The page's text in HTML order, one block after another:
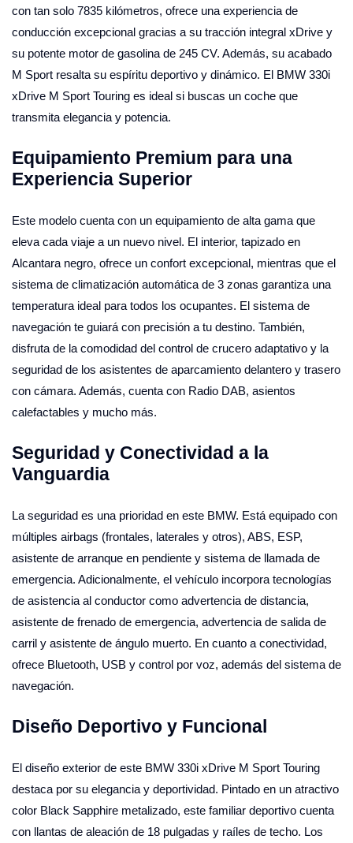
con tan solo 7835 kilómetros, ofrece una experiencia de
conducción excepcional gracias a su tracción integral xDrive y
su potente motor de gasolina de 245 CV. Además, su acabado
M Sport resalta su espíritu deportivo y dinámico. El BMW 330i
xDrive M Sport Touring es ideal si buscas un coche que
transmita elegancia y potencia.
Equipamiento Premium para una
Experiencia Superior
Este modelo cuenta con un equipamiento de alta gama que
eleva cada viaje a un nuevo nivel. El interior, tapizado en
Alcantara negro, ofrece un confort excepcional, mientras que el
sistema de climatización automática de 3 zonas garantiza una
temperatura ideal para todos los ocupantes. El sistema de
navegación te guiará con precisión a tu destino. También,
disfruta de la comodidad del control de crucero adaptativo y la
seguridad de los asistentes de aparcamiento delantero y trasero
con cámara. Además, cuenta con Radio DAB, asientos
calefactables y mucho más.
Seguridad y Conectividad a la
Vanguardia
La seguridad es una prioridad en este BMW. Está equipado con
múltiples airbags (frontales, laterales y otros), ABS, ESP,
asistente de arranque en pendiente y sistema de llamada de
emergencia. Adicionalmente, el vehículo incorpora tecnologías
de asistencia al conductor como advertencia de distancia,
asistente de frenado de emergencia, advertencia de salida de
carril y asistente de ángulo muerto. En cuanto a conectividad,
ofrece Bluetooth, USB y control por voz, además del sistema de
navegación.
Diseño Deportivo y Funcional
El diseño exterior de este BMW 330i xDrive M Sport Touring
destaca por su elegancia y deportividad. Pintado en un atractivo
color Black Sapphire metalizado, este familiar deportivo cuenta
con llantas de aleación de 18 pulgadas y raíles de techo. Los